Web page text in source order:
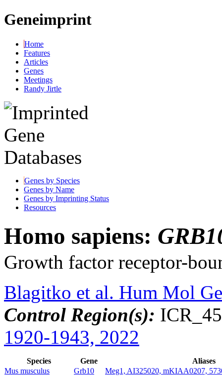
Geneimprint
Home
Features
Articles
Genes
Meetings
Randy Jirtle
Genes by Species
Genes by Name
Genes by Imprinting Status
Resources
Homo sapiens:
Growth factor receptor-
Blagitko et al. Hum Mol
Control Region(s):
1920-1943, 2022
Species Gene
Aliases
Mus musculus
Grb10
Meg1, AI325020, mKIAA0207,